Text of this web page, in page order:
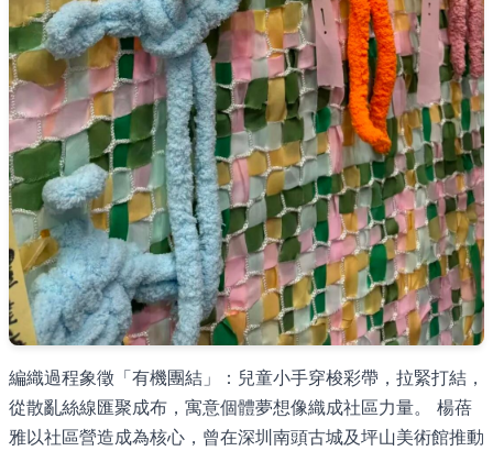
編織過程象徵「有機團結」：兒童小手穿梭彩帶，拉緊打結，
從散亂絲線匯聚成布，寓意個體夢想像織成社區力量。 楊蓓
雅以社區營造成為核心，曾在深圳南頭古城及坪山美術館推動